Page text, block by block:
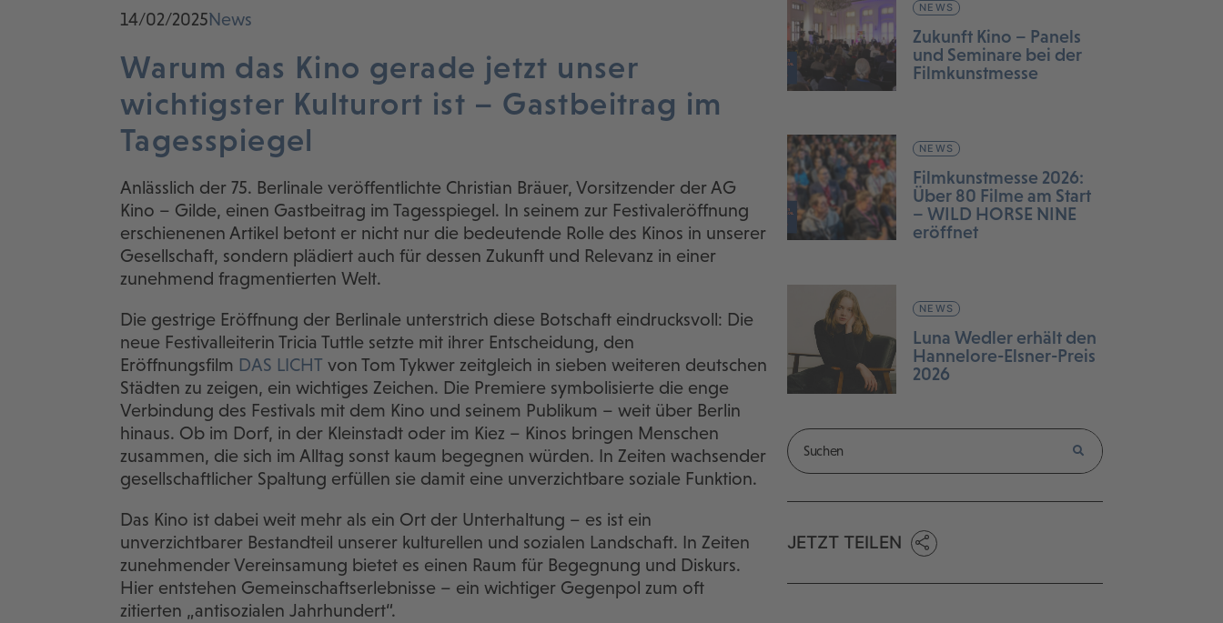
14/02/2025News
Warum das Kino gerade jetzt unser
wichtigster Kulturort ist – Gastbeitrag im
Tagesspiegel
Anlässlich der 75. Berlinale veröffentlichte Christian Bräuer, Vorsitzender der AG
Kino – Gilde, einen Gastbeitrag im Tagesspiegel. In seinem zur Festivaleröffnung
erschienenen Artikel betont er nicht nur die bedeutende Rolle des Kinos in unserer
Gesellschaft, sondern plädiert auch für dessen Zukunft und Relevanz in einer
zunehmend fragmentierten Welt.
Die gestrige Eröffnung der Berlinale unterstrich diese Botschaft eindrucksvoll: Die
neue Festivalleiterin Tricia Tuttle setzte mit ihrer Entscheidung, den
Eröffnungsfilm DAS LICHT von Tom Tykwer zeitgleich in sieben weiteren deutschen
Städten zu zeigen, ein wichtiges Zeichen. Die Premiere symbolisierte die enge
Verbindung des Festivals mit dem Kino und seinem Publikum – weit über Berlin
hinaus. Ob im Dorf, in der Kleinstadt oder im Kiez – Kinos bringen Menschen
zusammen, die sich im Alltag sonst kaum begegnen würden. In Zeiten wachsender
gesellschaftlicher Spaltung erfüllen sie damit eine unverzichtbare soziale Funktion.
Das Kino ist dabei weit mehr als ein Ort der Unterhaltung – es ist ein
unverzichtbarer Bestandteil unserer kulturellen und sozialen Landschaft. In Zeiten
zunehmender Vereinsamung bietet es einen Raum für Begegnung und Diskurs.
Hier entstehen Gemeinschaftserlebnisse – ein wichtiger Gegenpol zum oft
zitierten „antisozialen Jahrhundert“.
NEWS
Zukunft Kino – Panels
und Seminare bei der
Filmkunstmesse
NEWS
Filmkunstmesse 2026:
Über 80 Filme am Start
– WILD HORSE NINE
eröffnet
NEWS
Luna Wedler erhält den
Hannelore-Elsner-Preis
2026
JETZT TEILEN